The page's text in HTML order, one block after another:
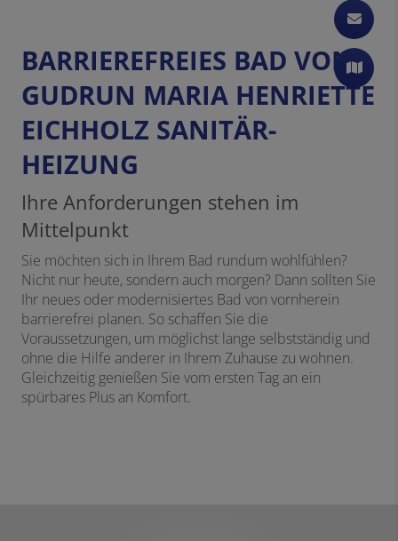
BARRIEREFREIES BAD VON
GUDRUN MARIA HENRIETTE
EICHHOLZ SANITÄR-
HEIZUNG
Ihre Anforderungen stehen im
Mittelpunkt
Sie möchten sich in Ihrem Bad rundum wohlfühlen?
Nicht nur heute, sondern auch morgen? Dann sollten Sie
Ihr neues oder modernisiertes Bad von vornherein
barrierefrei planen. So schaffen Sie die
Voraussetzungen, um möglichst lange selbstständig und
ohne die Hilfe anderer in Ihrem Zuhause zu wohnen.
Gleichzeitig genießen Sie vom ersten Tag an ein
spürbares Plus an Komfort.